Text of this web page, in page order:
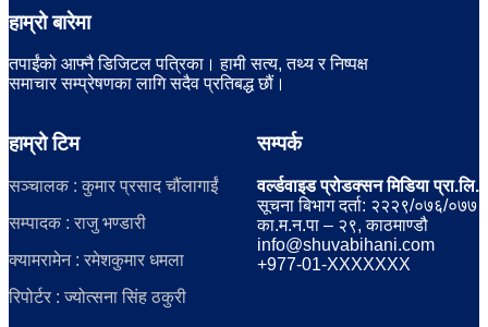
हाम्रो बारेमा
तपाईंको आफ्नै डिजिटल पत्रिका। हामी सत्य, तथ्य र निष्पक्ष
समाचार सम्प्रेषणका लागि सदैव प्रतिबद्ध छौं।
हाम्रो टिम
सञ्चालक : कुमार प्रसाद चौंलागाईं
सम्पादक : राजु भण्डारी
क्यामरामेन : रमेशकुमार धमला
रिपोर्टर : ज्योत्सना सिंह ठकुरी
सम्पर्क
वर्ल्डवाइड प्रोडक्सन मिडिया प्रा.लि.
सूचना बिभाग दर्ता: २२२९/०७६/०७७
का.म.न.पा – २९, काठमाण्डौ
info@shuvabihani.com
+977-01-XXXXXXX